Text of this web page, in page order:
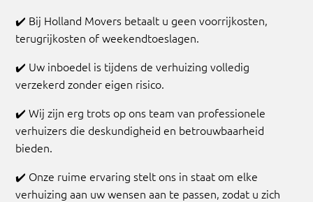
✔️ Bij Holland Movers betaalt u geen voorrijkosten,
terugrijkosten of weekendtoeslagen.
✔️ Uw inboedel is tijdens de verhuizing volledig
verzekerd zonder eigen risico.
✔️Wij zijn erg trots op ons team van professionele
verhuizers die deskundigheid en betrouwbaarheid
bieden.
✔️ Onze ruime ervaring stelt ons in staat om elke
verhuizing aan uw wensen aan te passen, zodat u zich